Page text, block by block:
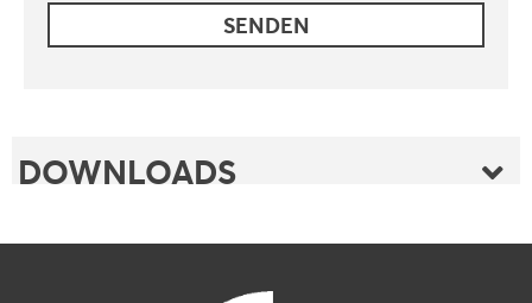
DOWNLOADS
FOLDER